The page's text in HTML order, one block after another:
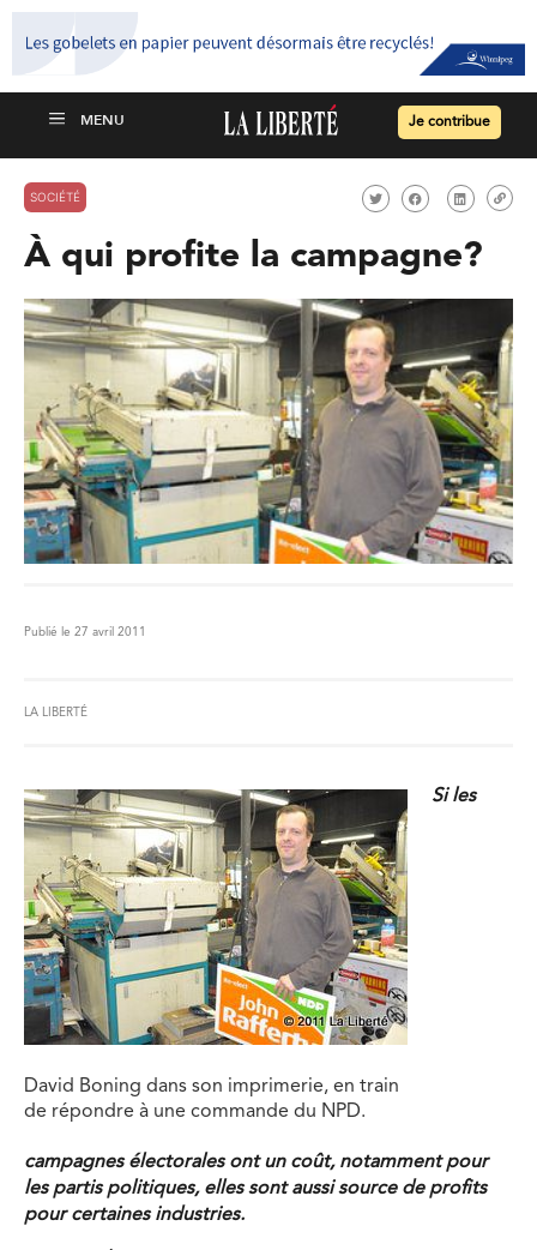
Je contribue
SOCIÉTÉ
À qui profite la campagne?
Publié le 27 avril 2011
LA LIBERTÉ
David Boning dans son imprimerie, en train
de répondre à une commande du NPD.
Si les
campagnes électorales ont un coût, notamment pour
les partis politiques, elles sont aussi source de profits
pour certaines industries.